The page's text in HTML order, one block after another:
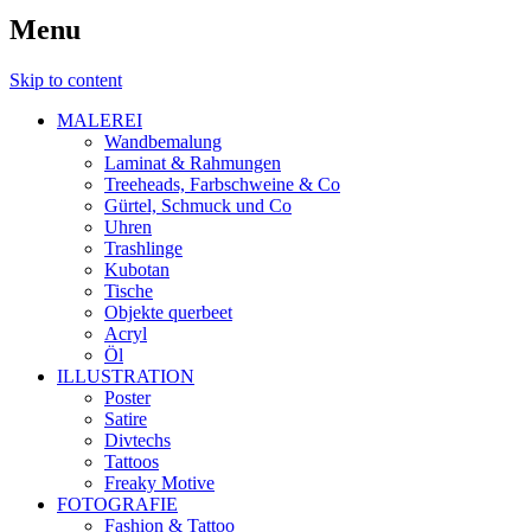
Menu
Skip to content
MALEREI
Wandbemalung
Laminat & Rahmungen
Treeheads, Farbschweine & Co
Gürtel, Schmuck und Co
Uhren
Trashlinge
Kubotan
Tische
Objekte querbeet
Acryl
Öl
ILLUSTRATION
Poster
Satire
Divtechs
Tattoos
Freaky Motive
FOTOGRAFIE
Fashion & Tattoo